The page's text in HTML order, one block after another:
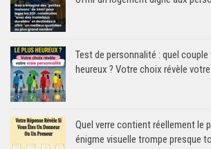
Test de personnalité : quel
heureux ? Votre choix révèle
Quel verre contient réellement le
énigme visuelle trompe presque